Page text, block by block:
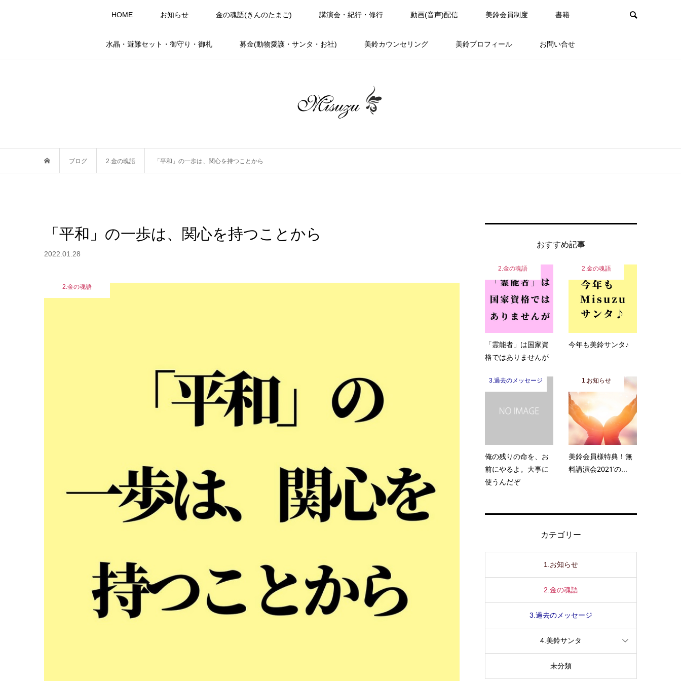
HOME お知らせ 金の魂語(きんのたまご) 講演会・紀行・修行 動画(音声)配信 美鈴会員制度 書籍
水晶・避難セット・御守り・御札 募金(動物愛護・サンタ・お社) 美鈴カウンセリング 美鈴プロフィール お問い合せ
ブログ 2.金の魂語 「平和」の一歩は、関心を持つことから
「平和」の一歩は、関心を持つことから
2022.01.28
2.金の魂語
おすすめ記事
2.金の魂語
「霊能者」は国家資
格ではありませんが
2.金の魂語
今年も美鈴サンタ♪
3.過去のメッセージ
俺の残りの命を、お
前にやるよ。大事に
使うんだぞ
1.お知らせ
美鈴会員様特典！無
料講演会2021’の...
カテゴリー
1.お知らせ
2.金の魂語
3.過去のメッセージ
4.美鈴サンタ
未分類